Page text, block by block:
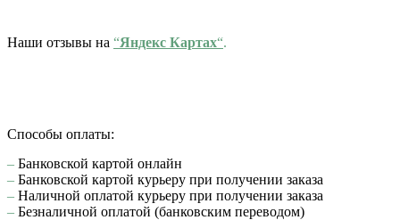
Наши отзывы на “Яндекс Картах“.
Способы оплаты:
– Банковской картой онлайн
– Банковской картой курьеру при получении заказа
– Наличной оплатой курьеру при получении заказа
– Безналичной оплатой (банковским переводом)